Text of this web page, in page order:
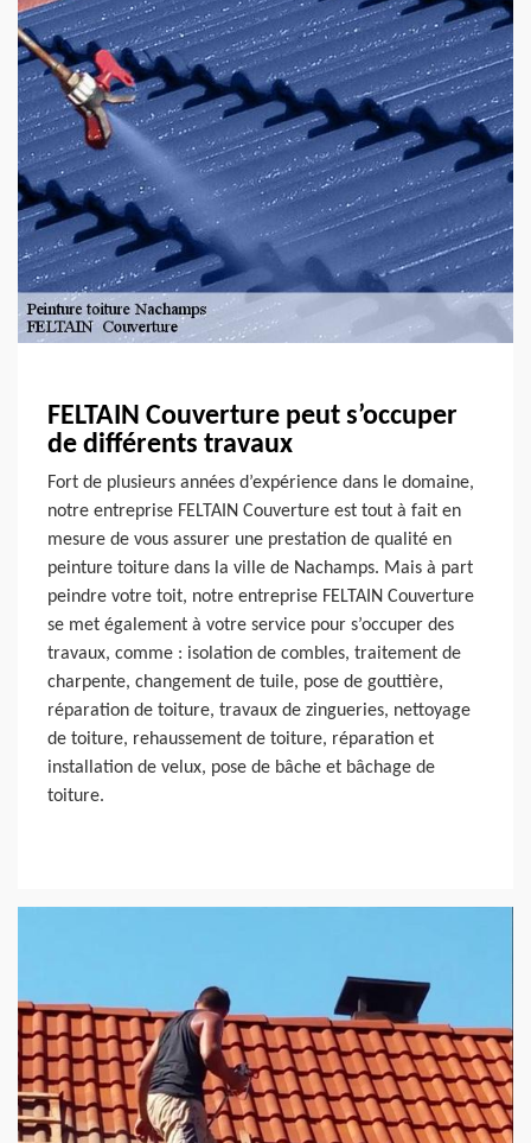
FELTAIN Couverture peut s’occuper
de différents travaux
Fort de plusieurs années d’expérience dans le domaine,
notre entreprise FELTAIN Couverture est tout à fait en
mesure de vous assurer une prestation de qualité en
peinture toiture dans la ville de Nachamps. Mais à part
peindre votre toit, notre entreprise FELTAIN Couverture
se met également à votre service pour s’occuper des
travaux, comme : isolation de combles, traitement de
charpente, changement de tuile, pose de gouttière,
réparation de toiture, travaux de zingueries, nettoyage
de toiture, rehaussement de toiture, réparation et
installation de velux, pose de bâche et bâchage de
toiture.